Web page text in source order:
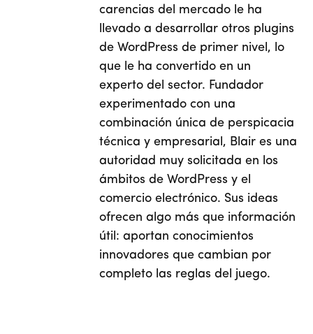
carencias del mercado le ha
llevado a desarrollar otros plugins
de WordPress de primer nivel, lo
que le ha convertido en un
experto del sector. Fundador
experimentado con una
combinación única de perspicacia
técnica y empresarial, Blair es una
autoridad muy solicitada en los
ámbitos de WordPress y el
comercio electrónico. Sus ideas
ofrecen algo más que información
útil: aportan conocimientos
innovadores que cambian por
completo las reglas del juego.